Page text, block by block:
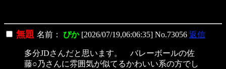
無題 名前： ぴか [2026/07/19,06:06:35] No.73056 返信
多分JDさんだと思います。 バレーボールの佐
藤○乃さんに雰囲気が似てるかわいい系の方でし